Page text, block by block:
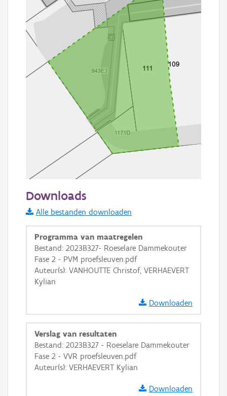
Informatie Vlaanderen
i
+ −
Basis Lagen
OSM-Basiskaart
Downloads
Alle bestanden downloaden
Programma van maatregelen
Bestand: 2023B327- Roeselare Dammekouter
Fase 2 - PVM proefsleuven.pdf
Auteur(s): VANHOUTTE Christof, VERHAEVERT
Kylian
Downloaden
Verslag van resultaten
Bestand: 2023B327 - Roeselare Dammekouter
Fase 2 - VVR proefsleuven.pdf
Auteur(s): VERHAEVERT Kylian
Downloaden